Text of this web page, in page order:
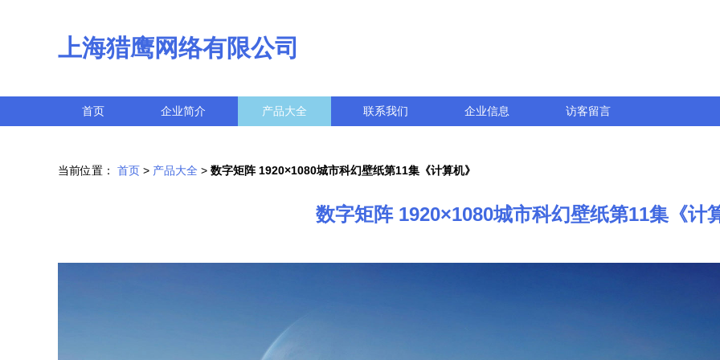
上海猎鹰网络有限公司
首页 企业简介 产品大全 联系我们 企业信息 访客留言
当前位置： 首页 > 产品大全 > 数字矩阵 1920×1080城市科幻壁纸第11集《计算机》
数字矩阵 1920×1080城市科幻壁纸第11集《计